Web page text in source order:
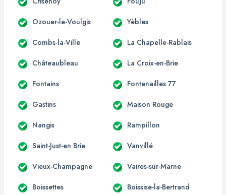
Ozouer-le-Voulgis Yèbles
Combs-la-Ville La Chapelle-Rablais
Châteaubleau La Croix-en-Brie
Fontains Fontenailles 77
Gastins Maison Rouge
Nangis Rampillon
Saint-Just-en Brie Vanvillé
Vieux-Champagne Vaires-sur-Marne
Boissettes Boissise-la-Bertrand